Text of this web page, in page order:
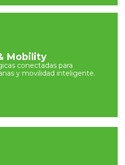
Mobility
conectadas para
y movilidad inteligente.